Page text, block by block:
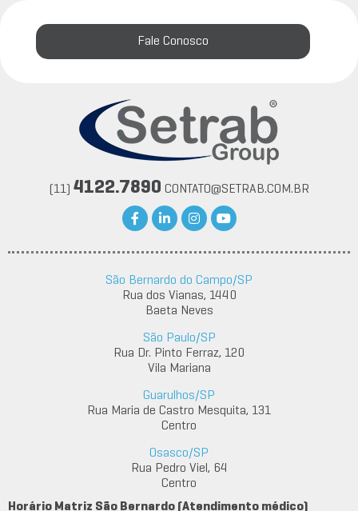
(11) 4122.7890 CONTATO@SETRAB.COM.BR
São Bernardo do Campo/SP
Rua dos Vianas, 1440
Baeta Neves
São Paulo/SP
Rua Dr. Pinto Ferraz, 120
Vila Mariana
Guarulhos/SP
Rua Maria de Castro Mesquita, 131
Centro
Osasco/SP
Rua Pedro Viel, 64
Centro
Horário Matriz São Bernardo (Atendimento médico)
Fale Conosco